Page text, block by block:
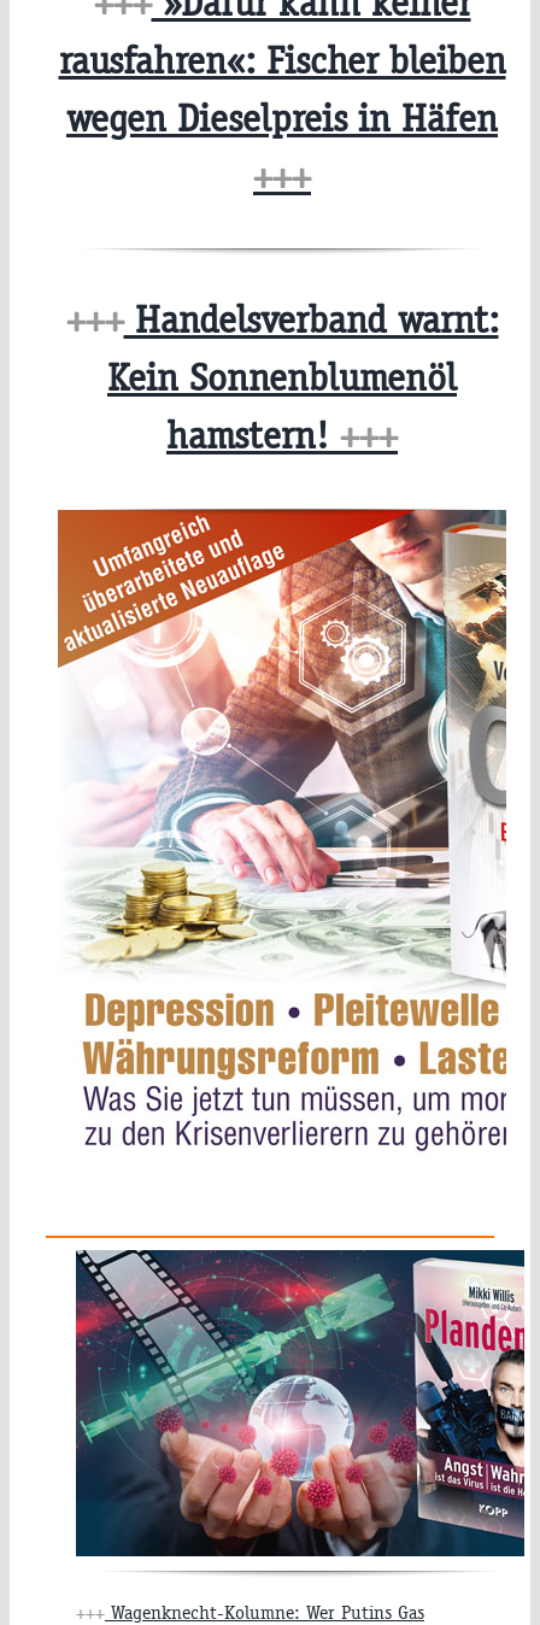
rausfahren«: Fischer bleiben
wegen Dieselpreis in Häfen
+++
+++Handelsverband warnt:
Kein Sonnenblumenöl
hamstern! +++
+++ Wagenknecht-Kolumne: Wer Putins Gas